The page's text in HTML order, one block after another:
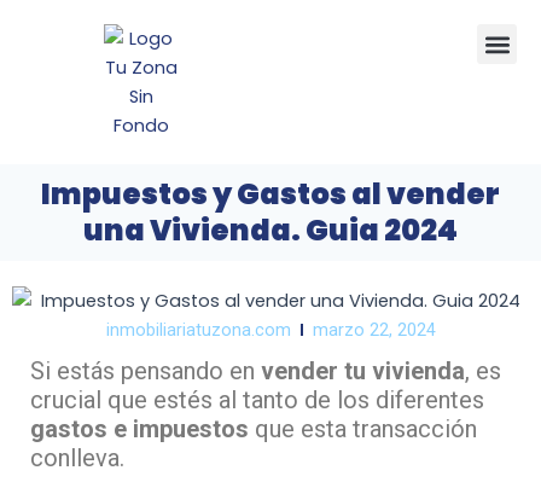
Impuestos y Gastos al vender
una Vivienda. Guia 2024
inmobiliariatuzona.com marzo 22, 2024
Si estás pensando en vender tu vivienda, es
crucial que estés al tanto de los diferentes
gastos e impuestos que esta transacción
conlleva.